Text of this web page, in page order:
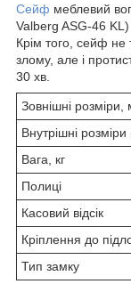
Сейф меблевий
Valberg ASG-46
Крім того, сейф не
злому, але і
30 хв.
Зовнішні
Внутрішні
Вага, кг
Полиці
Касовий відсік
Кріплення до
Тип замку